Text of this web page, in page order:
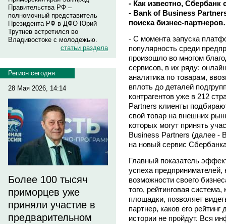
Правительства РФ –
полномочный представитель
Президента РФ в ДФО Юрий
Трутнев встретился во
Владивостоке с молодежью.
статьи раздела
Регион сегодня
28 Мая 2026, 14:14
Более 100 тысяч
приморцев уже
приняли участие в
предварительном
- Как известно, Сбербанк
- Bank of Business
поиска бизнес-
- С момента запуска
популярность среди
произошло во многом
сервисов, в их ряду:
аналитика по товарам,
вплоть до деталей
контрагентов уже в 212
Partners клиенты
свой товар на внешних
которых могут принять
Business Partners (далее -
на новый сервис
Главный показатель
успеха
возможности своего
того, рейтинговая
площадки, позволяет
партнер, каков его
истории не пройдут. Вся